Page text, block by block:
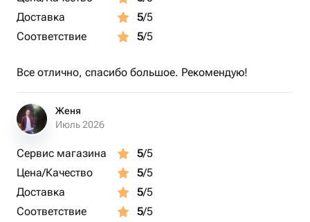
Доставка
5/5
Соответствие
5/5
Все отлично, спасибо большое. Рекомендую!
Женя
Июль 2026
Сервис магазина 5/5
Цена/Качество
5/5
Доставка
5/5
Соответствие
5/5